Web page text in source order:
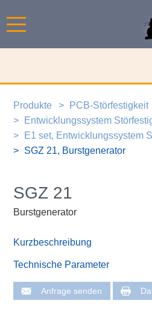
Produkte
PCB-Störfestigkeit
Entwicklungssystem
E1 set, Entwicklungssystem
SGZ 21, Burstgenerator
SGZ 21
Burstgenerator
Kurzbeschreibung
Technische Parameter
Anfrage senden